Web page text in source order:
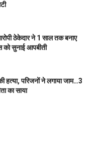
ठेकेदार ने 1 साल तक बनाए
को सुनाई आपबीती
हत्या, परिजनों ने लगाया जाम…3
का साया